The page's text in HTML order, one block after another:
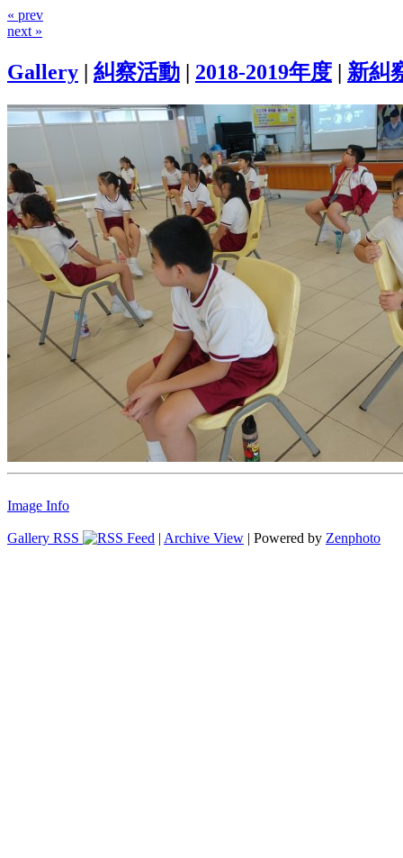
« prev
next »
Gallery | 糾察活動 | 2018-2019年度 | 新糾
Image Info
Gallery RSS | Archive View | Powered by Zenphoto